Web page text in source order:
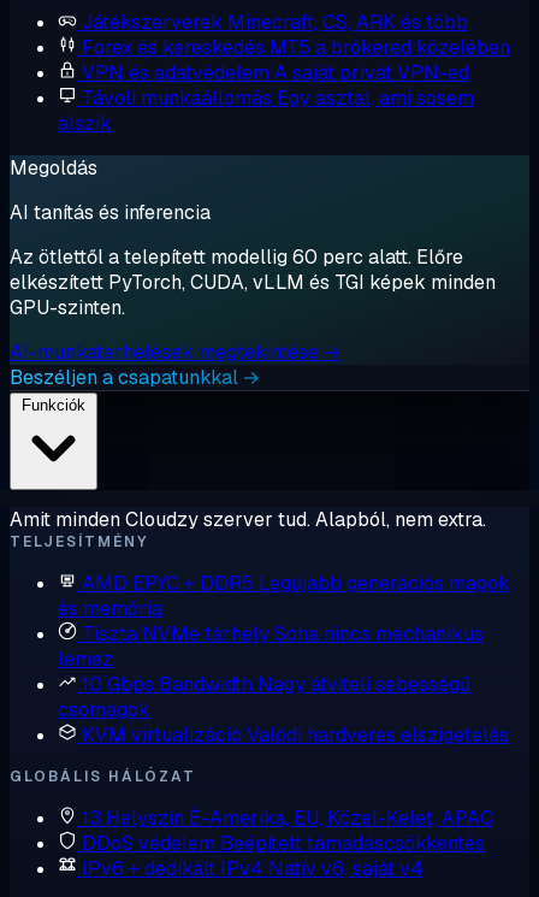
Játékszerverek Minecraft, CS, ARK és több
Forex és kereskedés MT5 a brókered közelében
VPN és adatvédelem A saját privát VPN-ed
Távoli munkaállomás Egy asztal, ami sosem
alszik
Megoldás
AI tanítás és inferencia
Az ötlettől a telepített modellig 60 perc alatt. Előre
elkészített PyTorch, CUDA, vLLM és TGI képek minden
GPU-szinten.
AI-munkaterhelések megtekintése →
Beszéljen a csapatunkkal →
Amit minden Cloudzy szerver tud. Alapból, nem extra.
TELJESÍTMÉNY
AMD EPYC + DDR5 Legújabb generációs magok
és memória
Tiszta NVMe tárhelySoha nincs mechanikus
lemez
10 Gbps Bandwidth Nagy átviteli sebességű
csomagok
KVM virtualizáció Valódi hardveres elszigetelés
GLOBÁLIS HÁLÓZAT
13 Helyszín É-Amerika, EU, Közel-Kelet, APAC
DDoS védelem Beépített támadáscsökkentés
IPv6 + dedikált IPv4 Natív v6, saját v4